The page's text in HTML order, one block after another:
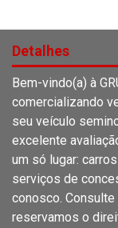
Detalhes
Bem-vindo(a) à
comercializando
seu veículo
excelente
um só lugar:
serviços de
conosco.
reservamos o